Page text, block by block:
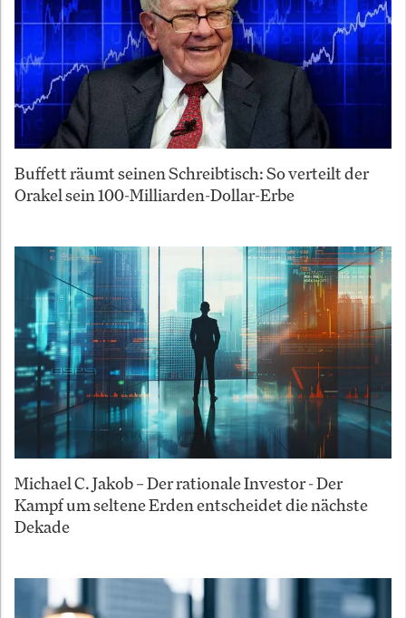
Buffett räumt seinen Schreibtisch: So verteilt der
Orakel sein 100-Milliarden-Dollar-Erbe
Michael C. Jakob – Der rationale Investor - Der
Kampf um seltene Erden entscheidet die nächste
Dekade